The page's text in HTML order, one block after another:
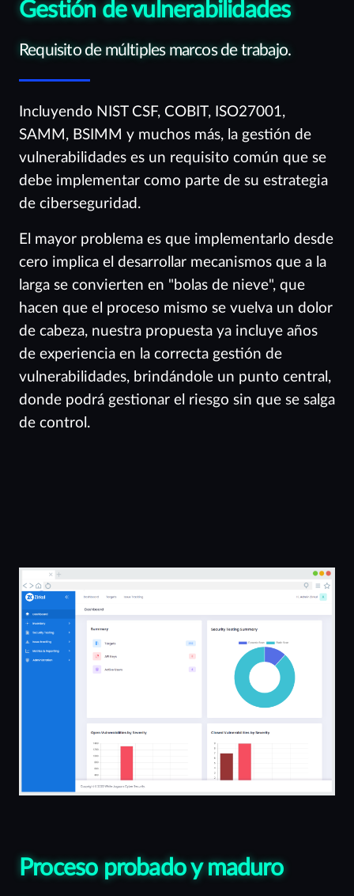
Gestión de vulnerabilidades
Requisito de múltiples marcos de trabajo.
Incluyendo NIST CSF, COBIT, ISO27001,
SAMM, BSIMM y muchos más, la gestión de
vulnerabilidades es un requisito común que se
debe implementar como parte de su estrategia
de ciberseguridad.
El mayor problema es que implementarlo desde
cero implica el desarrollar mecanismos que a la
larga se convierten en "bolas de nieve", que
hacen que el proceso mismo se vuelva un dolor
de cabeza, nuestra propuesta ya incluye años
de experiencia en la correcta gestión de
vulnerabilidades, brindándole un punto central,
donde podrá gestionar el riesgo sin que se salga
de control.
Proceso probado y maduro